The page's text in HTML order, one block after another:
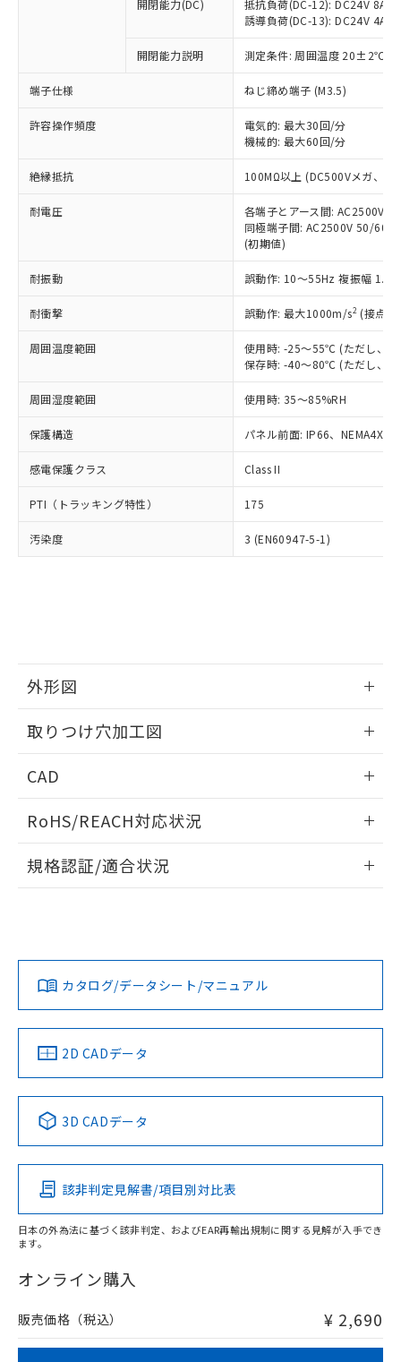
開閉能力(DC)
抵抗負荷(DC-12): DC24V 8A/
誘導負荷(DC-13): DC24V 4A/
開閉能力説明 測定条件: 周囲温度 20±2℃、
端子仕様 ねじ締め端子 (M3.5)
許容操作頻度
電気的: 最大30回/分
機械的: 最大60回/分
絶縁抵抗 100MΩ以上 (DC500Vメガ、点
耐電圧
各端子とアース間: AC2500V
同極端子間: AC2500V 50/
(初期値)
耐振動 誤動作: 10～55Hz 複振幅
耐衝撃 誤動作: 最大1000m/s2 (接点
周囲温度範囲
使用時: -25～55℃ (ただし、氷
保存時: -40～80℃ (ただし、氷
周囲湿度範囲 使用時: 35～85%RH
保護構造 パネル前面: IP66、NEMA4X,
感電保護クラス Class II
PTI（トラッキング特性） 175
汚染度 3 (EN60947-5-1)
外形図
取りつけ穴加工図
CAD
ドすることができます。
ログイン/会員登録
ダウンロードデータをご利用いただく前に、以下を必ずお読
みください。
ソフトウェアの使用条件
RoHS/REACH対応状況
EU RoHS 注意事項・凡例
対応済み
中国 RoHS 注意事項・凡例
Pb Hg Cd Cr(VI)
O
在庫等で未対応品が混在する可能性があります。
問い合わせください。
規格認証/適合状況
LR型式承認
（イギリス
船舶規格）
DNV型式承認
（ノルウェー
BV型式承認
（フランス
KR型式
（韓国
No No No No
この製品の規格認証/適合状況ページへ
その他の認証はこちらのページからご検索ください
カタログ/データシート/マニュアル
2D CADデータ
3D CADデータ
該非判定見解書/項目別対比表
日本の外為法に基づく該非判定、およびEAR再輸出規制に関する見解が入手でき
ます。
オンライン購入
販売価格（税込） ¥ 2,690
ことをご了承ください。
在庫状況および標準価格照会結果は、
記載している更新日時点での社内デー
タに基づき作成されるものであり、閲
覧された時点での実際の在庫および標
準価格とは異なる場合があることをご
正式な納期状況および標準価格はお客
様のお取引先、またはお客様担当のオ
ムロン制御機器販売店・当社販売員に
オムロン制御機器販売店や当社販売拠
販売ネットワーク
」をご確認
在庫状況および標準価格結果を当社の
事前の承諾なく第三者に漏洩または開
示しないようお願いします。
マイパーツ機能（部品リスト作成サー
ビス）をご利用いただくには、I-Web
メンバーズにご登録されている必要が
お客様が当ウェブサイト上で当社にご
登録された部品リストについて、当社
および当社の共同利用者が、当社の製
品・サービスに関するお客様との取
引・商談に必要な範囲で利用すること
をご了承ください。
※当社の共同利用者とは、"個人情報
の「1.共同利
用者の範囲」に記載されている法人を
むを得ず変更することがあります。
*EU RoHS指令（10物質）：
鉛(Pb) 1000ppm以下、 水銀(Hg) 1000ppm以下、 カド
ミウム(Cd) 100ppm以下、
六価クロム(Cr(Ⅵ)) 1000ppm以下、ポリ臭化ビフェニル
類(PBB) 1000ppm以下、ポリ臭化ジフェニルエーテル類
(PBDE) 1000ppm以下、フタル酸ビス(2-エチルヘキシ
ル) (DEHP)(別名：DOP) 1000ppm以下、フタル酸ブチ
(DIBP) 1000ppm以下
但し、RoHS指令で産業用監視および制御機器に対する
フタル酸エステル類の４物質については閾値を超える意
図的な使用がないことを確認しています。
部品在庫の切り替え状況などにより、予定
月が前後することがあります。
※3 非含有証明書ダウンロード
下記の非含有証明書をダウンロードするこ
とができます。
EU RoHS指令（10物質）の非含有証明書
51物質の非含有証明書（当社基準）
※本証明書は発行日時点で非含有を証明す
欄に対応日を記載しておりました。
既に当社にて対応品への在庫切替を完了
り、2022年1月12日より割愛しておりま
す。
「－」：未確認です。当社販売部門へお問
*中国RoHS10物質の基準値 (GB/T26572)：
Pb(鉛) :1000ppm、 Hg(水銀) : 1000ppm、 Cd(カドミウ
ニル類) : 1000ppm、 PBDEs(ポリ臭化ジフェニルエーテ
DBP(フタル酸ジブチル) : 1000ppm、 DIBP(フタル酸ジ
イソブチル) : 1000ppm、 BBP(フタル酸ブチルベンジ
ル) : 1000ppm、
DEHP(フタル酸ビス(2-エチルヘキシル)) : 1000ppm
「ｅ」：有害物質（10物質）のすべてが基
準値以下であることを示します。
「10」：通常の使用状況下において有害物
質が外部に漏えいし、環境に深刻な影響を
及ぼさない年数を意味します。
「－」：未確認です。当社販売部門へお問
い合わせください。
当社は、これら貴社製品のうち、外国
為替および外国貿易法に定める商品
（以下｢規制貨物等」という）を輸出
または国外への提供する場合は、日本
国政府の輸出許可(または役務取引許
可)を取得するなどの必要な手続きを
当社は規制貨物を破棄する場合は、完
全に破砕するなど、違法に輸出されな
いよう必要な手段を講じます。
当社は貴社製品を、核兵器、ミサイ
ル、化学兵器、生物兵器またはその他
武器並びにこれらの製造装置等に一切
当社は、貴社製品を第三者に販売する
場合は、上記1、2および3の内容を当
該第三者に通知します。また当社は、
販売先および販売に係わる関係者が違
法に輸出するおそれがある場合は、取
り引きをいたしません。
○ 一定数以上の在庫あり
一定数には満たないが在庫あり
在庫なし(最新の在庫状況につ
いては、お客様のお取引先、ま
たはお客様担当のオムロン制御
機器販売店・当社販売員にご確
白
受注生産機種、また在庫状況の
情報を公開していない機種